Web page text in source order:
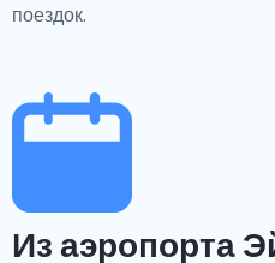
поездок.
Из аэропорта